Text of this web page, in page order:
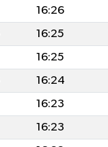
16:26
16:25
16:25
16:24
16:23
16:23